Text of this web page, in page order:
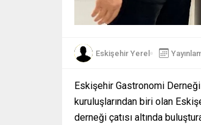
Eskişehir Yerel
Eskişehir Gastronomi
kuruluşlarından biri olan
derneği çatısı altında